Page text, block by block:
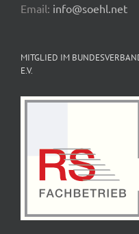
Email: info@soehl.net
MITGLIED IM
E.V.